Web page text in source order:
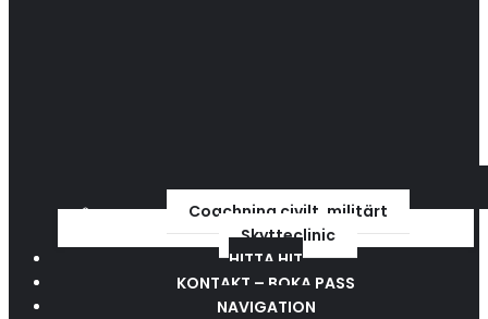
Coachning civilt, militärt
Skytteclinic
HITTA HIT
KONTAKT – BOKA PASS
NAVIGATION